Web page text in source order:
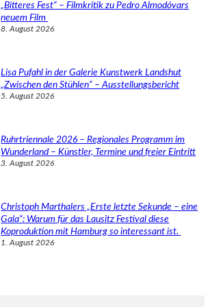
„Bitteres Fest“ – Filmkritik zu Pedro Almodóvars
neuem Film
8. August 2026
Lisa Pufahl in der Galerie Kunstwerk Landshut
„Zwischen den Stühlen“ – Ausstellungsbericht
5. August 2026
Ruhrtriennale 2026 – Regionales Programm im
Wunderland – Künstler, Termine und freier Eintritt
3. August 2026
Christoph Marthalers „Erste letzte Sekunde – eine
Gala“: Warum für das Lausitz Festival diese
Koproduktion mit Hamburg so interessant ist.
1. August 2026